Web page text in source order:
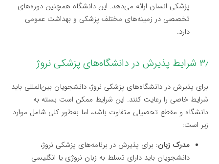
پزشکی انسان ارائه می‌دهد. این دانشگاه همچنین دوره‌های
تخصصی در زمینه‌های مختلف پزشکی و بهداشت عمومی
دارد.
۳٫ شرایط پذیرش در دانشگاه‌های پزشکی نروژ
برای پذیرش در دانشگاه‌های پزشکی نروژ، دانشجویان بین‌المللی باید
شرایط خاصی را رعایت کنند. این شرایط ممکن است بسته به
دانشگاه و مقطع تحصیلی متفاوت باشد، اما به‌طور کلی شامل موارد
زیر است:
مدرک زبان: برای پذیرش در برنامه‌های پزشکی نروژ،
دانشجویان باید دارای تسلط به زبان نروژی یا انگلیسی